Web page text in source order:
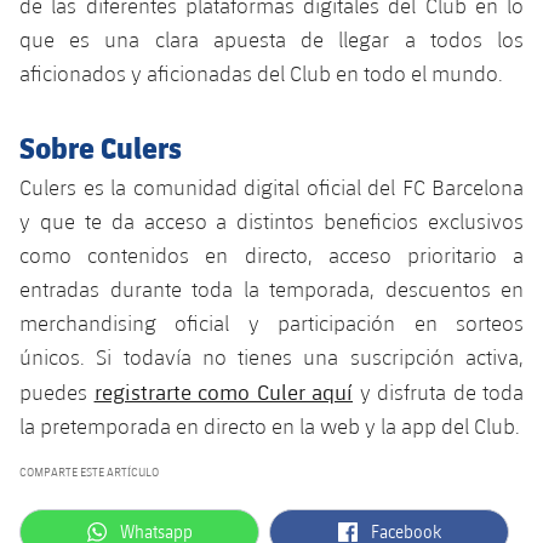
Calendario
Resultados
Fotos
Voleibol masculino
Voleibol femenino
Apúntate a las amateurs
plusicon
más
Carnet de las Secciones Amateurs
League of Legends
VALORANT Rising
VALORANT Game Changers
eFootball
que es una clara apuesta de llegar a todos los
aficionados y aficionadas del Club en todo el mundo.
Sobre Culers
Culers es la comunidad digital oficial del FC Barcelona
y que te da acceso a distintos beneficios exclusivos
como contenidos en directo, acceso prioritario a
entradas durante toda la temporada, descuentos en
merchandising oficial y participación en sorteos
únicos. Si todavía no tienes una suscripción activa,
puedes registrarte como Culer aquí y disfruta de toda
la pretemporada en directo en la web y la app del Club.
COMPARTE ESTE ARTÍCULO
label.aria.whatsapp
Whatsapp label.aria.facebook
Facebook